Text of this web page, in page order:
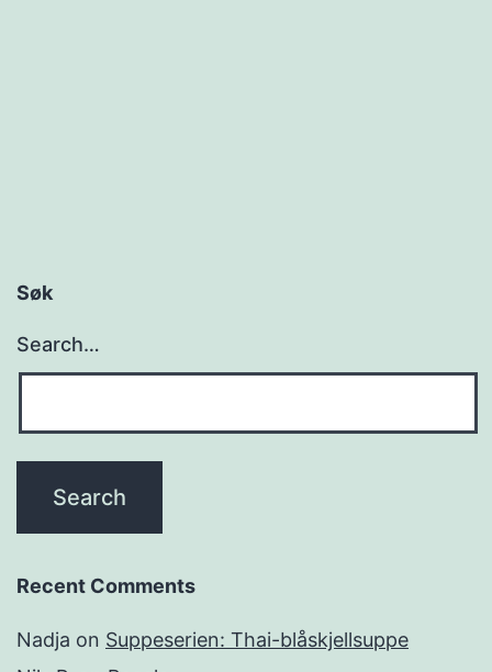
Søk
Search…
Recent Comments
Nadja on Suppeserien: Thai-blåskjellsuppe